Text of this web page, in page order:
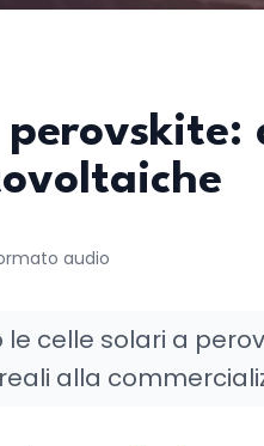
audio
celle solari a
alla